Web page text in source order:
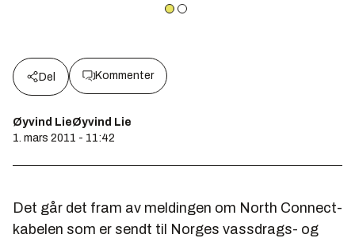
Del Kommenter
Øyvind LieØyvind Lie
1. mars 2011 - 11:42
Det går det fram av meldingen om North Connect-
kabelen som er sendt til Norges vassdrags- og